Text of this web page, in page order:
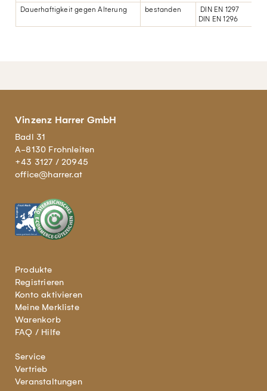
Dauerhaftigkeit gegen Alterung
bestanden
DIN EN 1297
DIN EN 1296
Vinzenz Harrer GmbH
Badl 31
A-8130 Frohnleiten
+43 3127 / 20945
office@harrer.at
Produkte
Registrieren
Konto aktivieren
Meine Merkliste
Warenkorb
FAQ / Hilfe
Service
Vertrieb
Veranstaltungen